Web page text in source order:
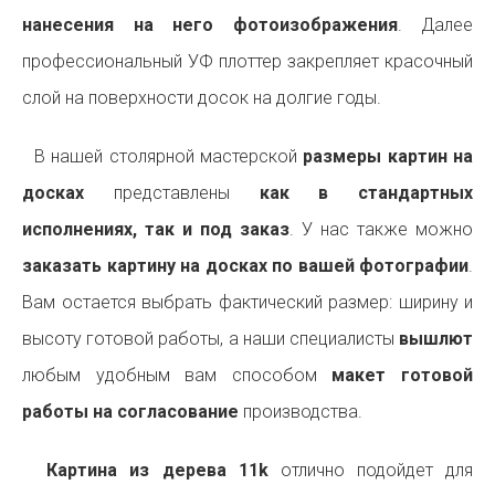
нанесения на него фотоизображения. Далее
профессиональный УФ плоттер закрепляет красочный
слой на поверхности досок на долгие годы.
В нашей столярной мастерской размеры картин на
досках представлены как в стандартных
исполнениях, так и под заказ. У нас также можно
заказать картину на досках по вашей фотографии.
Вам остается выбрать фактический размер: ширину и
высоту готовой работы, а наши специалисты вышлют
любым удобным вам способом макет готовой
работы на согласование производства.
Картина из дерева 11kотлично подойдет для